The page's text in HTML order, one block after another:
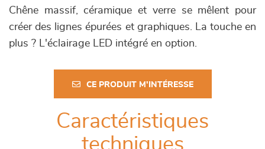
Chêne massif, céramique et verre se mêlent pour
créer des lignes épurées et graphiques. La touche en
plus ? L'éclairage LED intégré en option.
CE PRODUIT M'INTÉRESSE
Caractéristiques
techniques